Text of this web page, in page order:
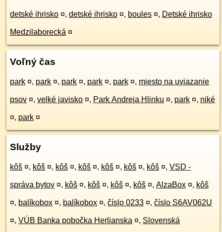
detské ihrisko ¤, detské ihrisko ¤, boules ¤, Detské ihrisko
Medzilaborecká ¤
Voľný čas
park ¤, park ¤, park ¤, park ¤, park ¤, miesto na uviazanie
psov ¤, velké javisko ¤, Park Andreja Hlinku ¤, park ¤, niké
¤, park ¤
Služby
kôš ¤, kôš ¤, kôš ¤, kôš ¤, kôš ¤, kôš ¤, kôš ¤, VSD -
správa bytov ¤, kôš ¤, kôš ¤, kôš ¤, kôš ¤, AlzaBox ¤, kôš
¤, balíkobox ¤, balíkobox ¤, číslo 0233 ¤, číslo S6AV062U
¤, VÚB Banka pobočka Herlianska ¤, Slovenská